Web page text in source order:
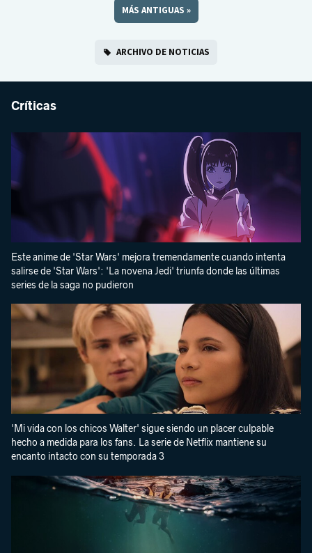
MÁS ANTIGUAS »
ARCHIVO DE NOTICIAS
Críticas
Este anime de 'Star Wars' mejora tremendamente cuando intenta
salirse de 'Star Wars': 'La novena Jedi' triunfa donde las últimas
series de la saga no pudieron
'Mi vida con los chicos Walter' sigue siendo un placer culpable
hecho a medida para los fans. La serie de Netflix mantiene su
encanto intacto con su temporada 3